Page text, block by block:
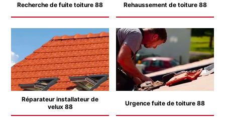
Recherche de fuite toiture 88 Rehaussement de toiture 88
Réparateur installateur de
velux 88
Urgence fuite de toiture 88